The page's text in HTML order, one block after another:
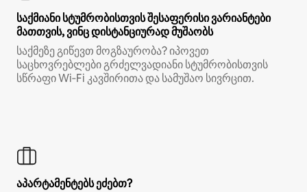
საქმიანი სტუმრობისთვის შესაფერისი ვარიანტები
მათთვის, ვინც დისტანციურად მუშაობს
საქმეზე გიწევთ მოგზაურობა? იპოვეთ
საცხოვრებლები გრძელვადიანი სტუმრობისთვის
სწრაფი Wi‑Fi კავშირითა და სამუშაო სივრცით.
აპარტამენტებს ეძებთ?